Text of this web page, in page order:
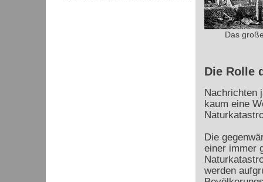
Das
Die Rolle
Nachrichten
kaum eine
Die
einer immer
werden